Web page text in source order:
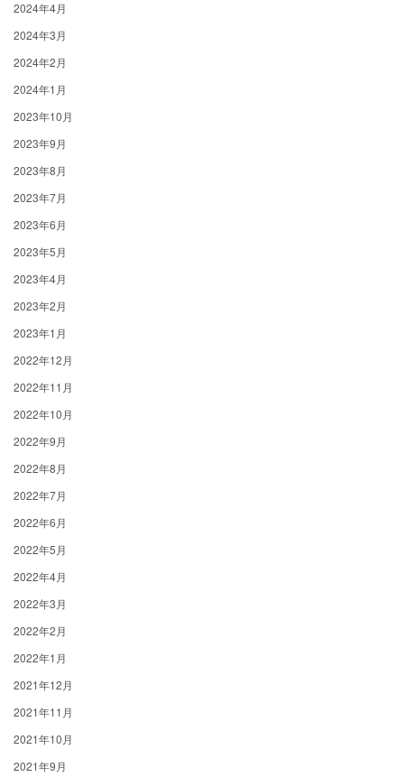
2024年4月
2024年3月
2024年2月
2024年1月
2023年10月
2023年9月
2023年8月
2023年7月
2023年6月
2023年5月
2023年4月
2023年2月
2023年1月
2022年12月
2022年11月
2022年10月
2022年9月
2022年8月
2022年7月
2022年6月
2022年5月
2022年4月
2022年3月
2022年2月
2022年1月
2021年12月
2021年11月
2021年10月
2021年9月